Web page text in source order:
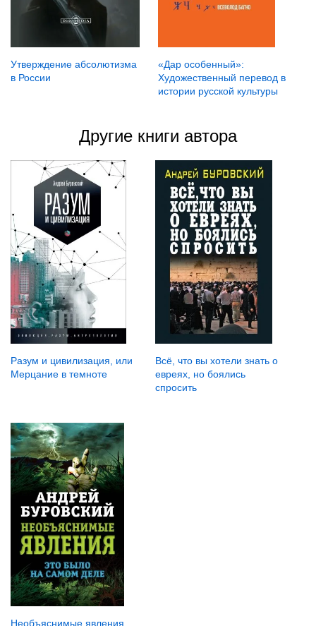
Утверждение абсолютизма
в России
«Дар особенный»:
Художественный перевод в
истории русской культуры
Другие книги автора
Разум и цивилизация, или
Мерцание в темноте
Всё, что вы хотели знать о
евреях, но боялись
спросить
Необъяснимые явления.